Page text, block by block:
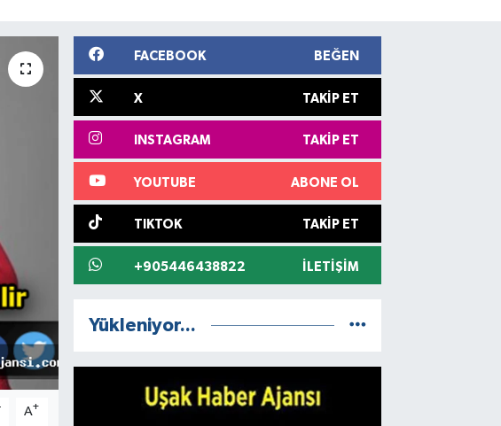
A+
FACEBOOK BEĞEN
X TAKIP ET
INSTAGRAM TAKIP ET
YOUTUBE ABONE OL
TIKTOK TAKIP ET
+905446438822 İLETIŞIM
Yükleniyor...